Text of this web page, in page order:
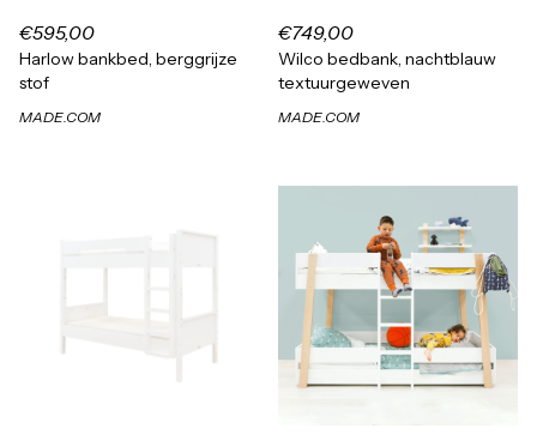
€595,00
Harlow bankbed, berggrijze
stof
MADE.COM
€749,00
Wilco bedbank, nachtblauw
textuurgeweven
MADE.COM